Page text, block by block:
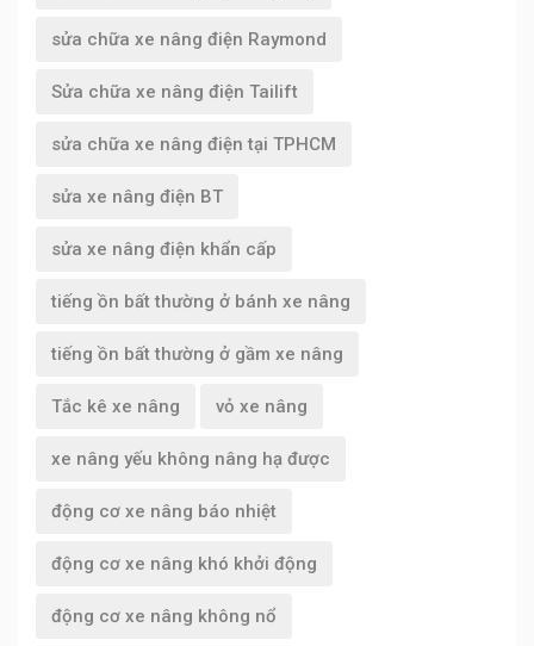
sửa chữa xe nâng điện Raymond
Sửa chữa xe nâng điện Tailift
sửa chữa xe nâng điện tại TPHCM
sửa xe nâng điện BT
sửa xe nâng điện khẩn cấp
tiếng ồn bất thường ở bánh xe nâng
tiếng ồn bất thường ở gầm xe nâng
Tắc kê xe nâng vỏ xe nâng
xe nâng yếu không nâng hạ được
động cơ xe nâng báo nhiệt
động cơ xe nâng khó khởi động
động cơ xe nâng không nổ